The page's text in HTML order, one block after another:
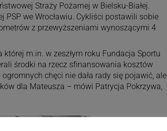
Straży Pożarnej w Bielsku-Białej.
we Wrocławiu. Cykliści postawili sobie
z przewyższeniami wynoszącymi 4
której m.in. w zeszłym roku Fundacja Sportu
środki na rzecz sfinansowania kosztów
chęci nie dała rady się pojawić, ale
dla Mateusza – mówi Patrycja Pokrzywa,